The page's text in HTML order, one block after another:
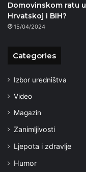
Domovinskom ratu u
Hrvatskoj i BiH?
15/04/2024
Categories
Izbor uredništva
Video
Magazin
Zanimljivosti
Ljepota i zdravlje
Humor